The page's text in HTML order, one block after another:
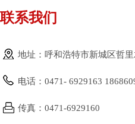
联系我们
地址：呼和浩特市新城区哲
电话：0471- 6929163
传真：0471-6929160